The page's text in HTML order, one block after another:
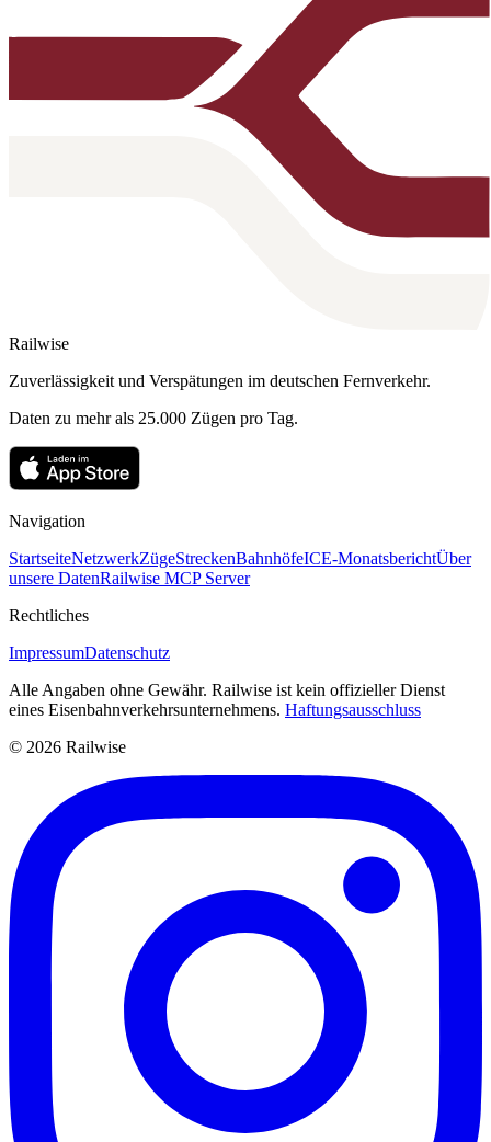
Railwise
Zuverlässigkeit und Verspätungen im deutschen Fernverkehr.
Daten zu mehr als 25.000 Zügen pro Tag.
Navigation
StartseiteNetzwerkZügeStreckenBahnhöfeICE-MonatsberichtÜber
unsere DatenRailwise MCP Server
Rechtliches
ImpressumDatenschutz
Alle Angaben ohne Gewähr. Railwise ist kein offizieller Dienst
eines Eisenbahnverkehrsunternehmens. Haftungsausschluss
© 2026 Railwise